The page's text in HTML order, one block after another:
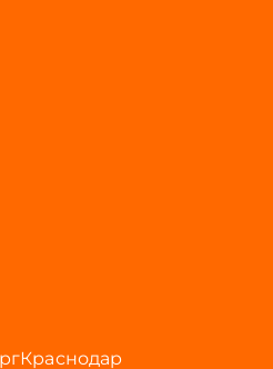
Краснодар